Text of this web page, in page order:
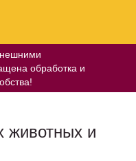
обработка и
животных и